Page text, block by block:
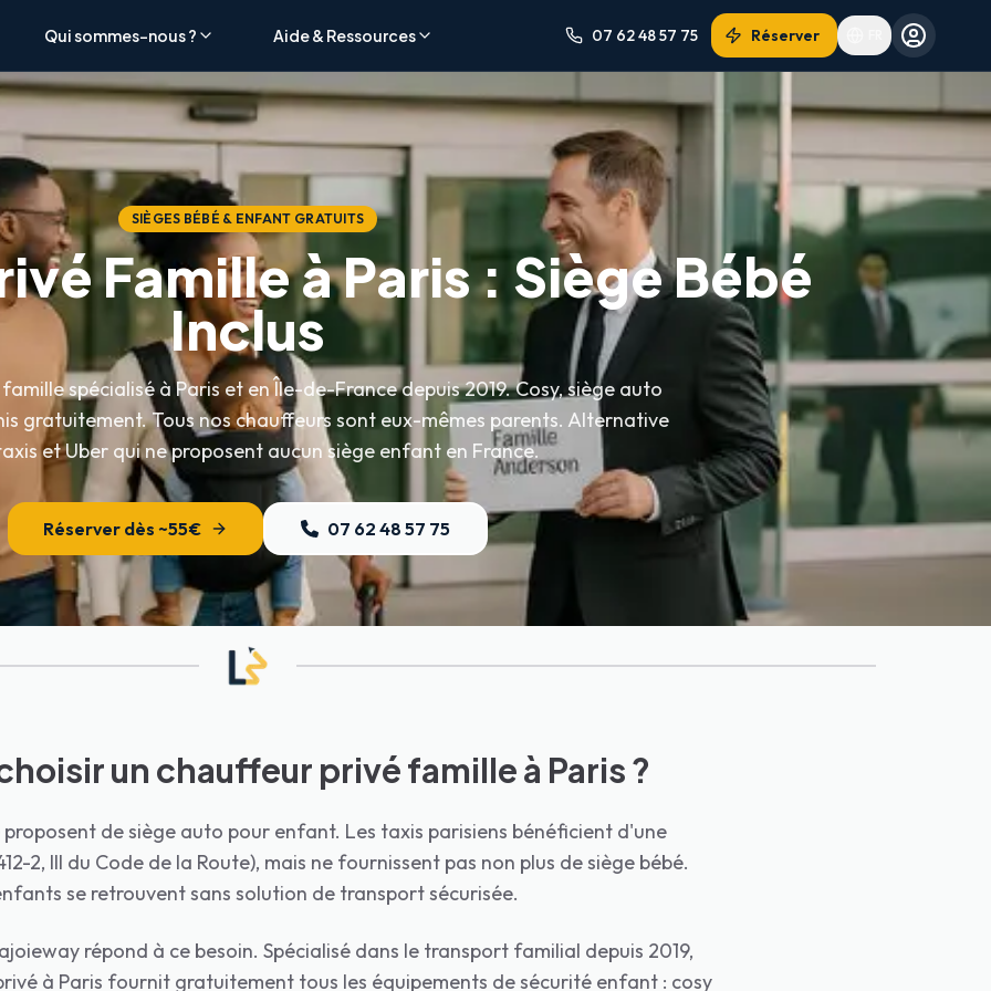
Qui sommes-nous ? Aide & Ressources 07 62 48 57 75 Réserver
dans le transport des familles avec enfants. Contrairement aux taxis classiques ou Uber, un chauffeur privé famille comme
vous sur lajoieway.com et indiquez le nombre et l'âge de vos enfants lors de la réservation. Le siège adapté (cosy, siège
à Uber, à partir d'environ 55€. La différence majeure : les sièges auto sont inclus GRATUITEMENT, alors qu'Uber
Car Seat' existe aux États-Unis mais n'est pas disponible à Paris ni ailleurs en France. Bolt ne propose pas non plus de
de sièges auto homologués : (1) Cosy / coque bébé pour nourrissons de 0 à 12 mois (norme R129 i-Size, dos à la route),
parisiens : Charles de Gaulle (CDG), Orly et Beauvais. Le chauffeur vous attend en zone d'arrivée avec une pancarte
d'une exemption de siège auto (Article R412-2, III du Code de la Route). Les VTC et Uber ne sont PAS exemptés : un enfant
Paris. Lajoieway propose des navettes famille avec sièges bébé et enfant gratuits, départ depuis votre hôtel ou domicile à
Aucun ne fournit de siège auto pour enfant. Lajoieway est le seul VTC à Paris spécialisé dans le transport familial :
4 options : 1) Métro/bus (gratuit avant 4 ans, mais pas de siège auto et difficile avec poussette), 2) Taxi (exemption légale
: Lajoieway est le seul VTC à Paris avec sièges bébé gratuits (cosy, siège auto, rehausseur), chauffeurs parents et
SIÈGES BÉBÉ & ENFANT GRATUITS
Famille à Paris : Siège Bébé
Inclus
spécialisé à Paris et en Île-de-France depuis 2019. Cosy, siège auto
gratuitement. Tous nos chauffeurs sont eux-mêmes parents. Alternative
et Uber qui ne proposent aucun siège enfant en France.
Réserver dès ~55€ 07 62 48 57 75
un chauffeur privé famille à Paris ?
proposent de siège auto pour enfant. Les taxis parisiens bénéficient d'une
2, III du Code de la Route), mais ne fournissent pas non plus de siège bébé.
se retrouvent sans solution de transport sécurisée.
répond à ce besoin. Spécialisé dans le transport familial depuis 2019,
à Paris fournit gratuitement tous les équipements de sécurité enfant : cosy